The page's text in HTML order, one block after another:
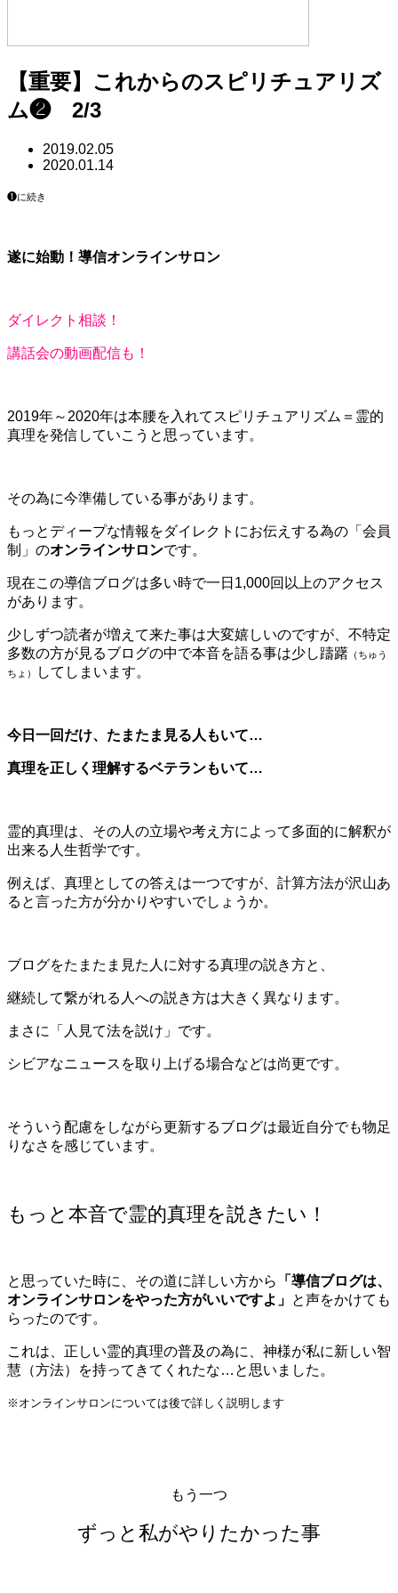
【重要】これからのスピリチュアリズ
ム❷ 2/3
2019.02.05
2020.01.14
❶に続き
遂に始動！導信オンラインサロン
ダイレクト相談！
講話会の動画配信も！
2019年～2020年は本腰を入れてスピリチュアリズム＝霊的
真理を発信していこうと思っています。
その為に今準備している事があります。
もっとディープな情報をダイレクトにお伝えする為の「会員
制」のオンラインサロンです。
現在この導信ブログは多い時で一日1,000回以上のアクセス
があります。
少しずつ読者が増えて来た事は大変嬉しいのですが、不特定
多数の方が見るブログの中で本音を語る事は少し躊躇 （ちゅう
ちょ）
してしまいます。
今日一回だけ、たまたま見る人もいて…
真理を正しく理解するベテランもいて…
霊的真理は、その人の立場や考え方によって多面的に解釈が
出来る人生哲学です。
例えば、真理としての答えは一つですが、計算方法が沢山あ
ると言った方が分かりやすいでしょうか。
ブログをたまたま見た人に対する真理の説き方と、
継続して繋がれる人への説き方は大きく異なります。
まさに「人見て法を説け」です。
シビアなニュースを取り上げる場合などは尚更です。
そういう配慮をしながら更新するブログは最近自分でも物足
りなさを感じています。
もっと本音で霊的真理を説きたい！
と思っていた時に、その道に詳しい方から
「導信ブログは、
オンラインサロンをやった方がいいですよ」 と声をかけても
らったのです。
これは、正しい霊的真理の普及の為に、神様が私に新しい智
慧（方法）を持ってきてくれたな…と思いました。
※オンラインサロンについては後で詳しく説明します
もう一つ
ずっと私がやりたかった事